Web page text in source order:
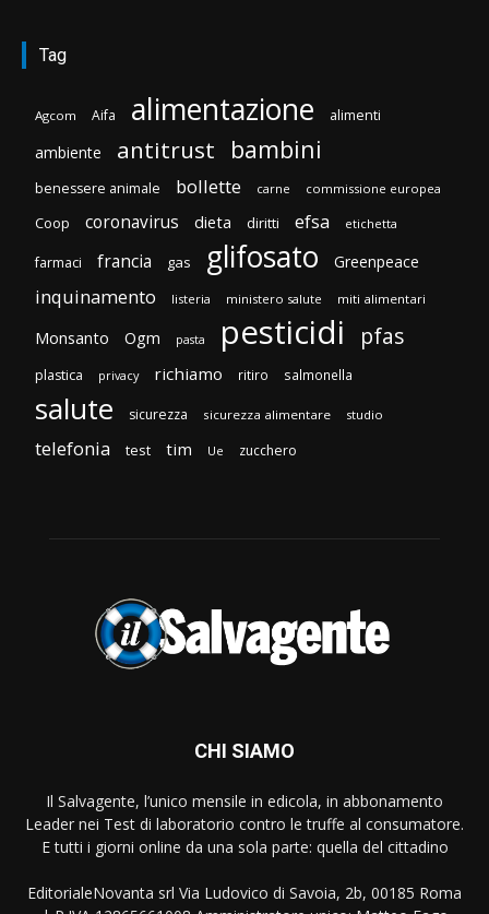
Tag
Agcom Aifa alimentazione alimenti
ambiente antitrust bambini
benessere animale bollette carne commissione europea
Coop coronavirus dieta diritti efsa etichetta
farmaci francia gas glifosato Greenpeace
inquinamento listeria ministero salute miti alimentari
Monsanto Ogm pasta pesticidi pfas
plastica privacy richiamo ritiro salmonella
salute sicurezza sicurezza alimentare studio
telefonia test tim Ue zucchero
CHI SIAMO
Il Salvagente, l’unico mensile in edicola, in abbonamento
Leader nei Test di laboratorio contro le truffe al consumatore.
E tutti i giorni online da una sola parte: quella del cittadino
EditorialeNovanta srl Via Ludovico di Savoia, 2b, 00185 Roma